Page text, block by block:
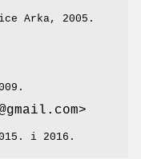
Arka, 2005.
i 2016.